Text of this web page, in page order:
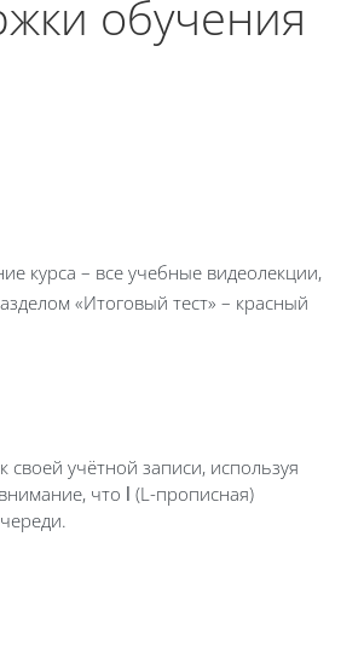
обучения
курса – все учебные видеолекции,
«Итоговый тест» – красный
своей учётной записи, используя
что l (L-прописная)